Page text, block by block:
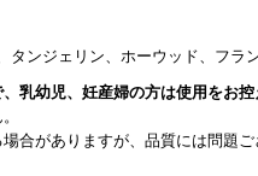
ンジェリン、ホーウッド、フラ
乳幼児、妊産婦の方は使用をお控
合がありますが、品質には問題ご